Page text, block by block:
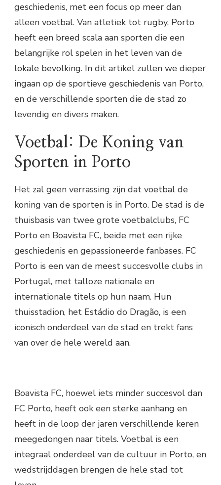
geschiedenis, met een focus op meer dan
alleen voetbal. Van atletiek tot rugby, Porto
heeft een breed scala aan sporten die een
belangrijke rol spelen in het leven van de
lokale bevolking. In dit artikel zullen we dieper
ingaan op de sportieve geschiedenis van Porto,
en de verschillende sporten die de stad zo
levendig en divers maken.
Voetbal: De Koning van
Sporten in Porto
Het zal geen verrassing zijn dat voetbal de
koning van de sporten is in Porto. De stad is de
thuisbasis van twee grote voetbalclubs, FC
Porto en Boavista FC, beide met een rijke
geschiedenis en gepassioneerde fanbases. FC
Porto is een van de meest succesvolle clubs in
Portugal, met talloze nationale en
internationale titels op hun naam. Hun
thuisstadion, het Estádio do Dragão, is een
iconisch onderdeel van de stad en trekt fans
van over de hele wereld aan.
Boavista FC, hoewel iets minder succesvol dan
FC Porto, heeft ook een sterke aanhang en
heeft in de loop der jaren verschillende keren
meegedongen naar titels. Voetbal is een
integraal onderdeel van de cultuur in Porto, en
wedstrijddagen brengen de hele stad tot